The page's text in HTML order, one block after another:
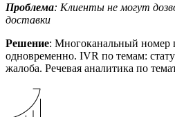
Проблема: Клиенты не могут
доставки
Решение: Многоканальный номер
одновременно. IVR по темам:
жалоба. Речевая аналитика по